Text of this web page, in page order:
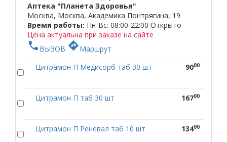
Аптека "Планета Здоровья"
Москва, Москва, Академика Понтрягина, 19
Время работы: Пн-Вс: 08:00-22:00 Открыто
Цена актуальна при заказе на сайте
phone ВЫЗОВ directionsМаршрут
Цитрамон П Медисорб таб 30 шт
9000
Цитрамон П таб 30 шт 16700
Цитрамон П Реневал таб 10 шт 13400